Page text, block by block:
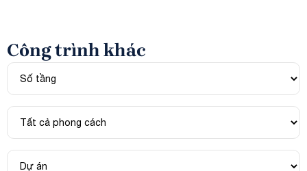
Công trình khác